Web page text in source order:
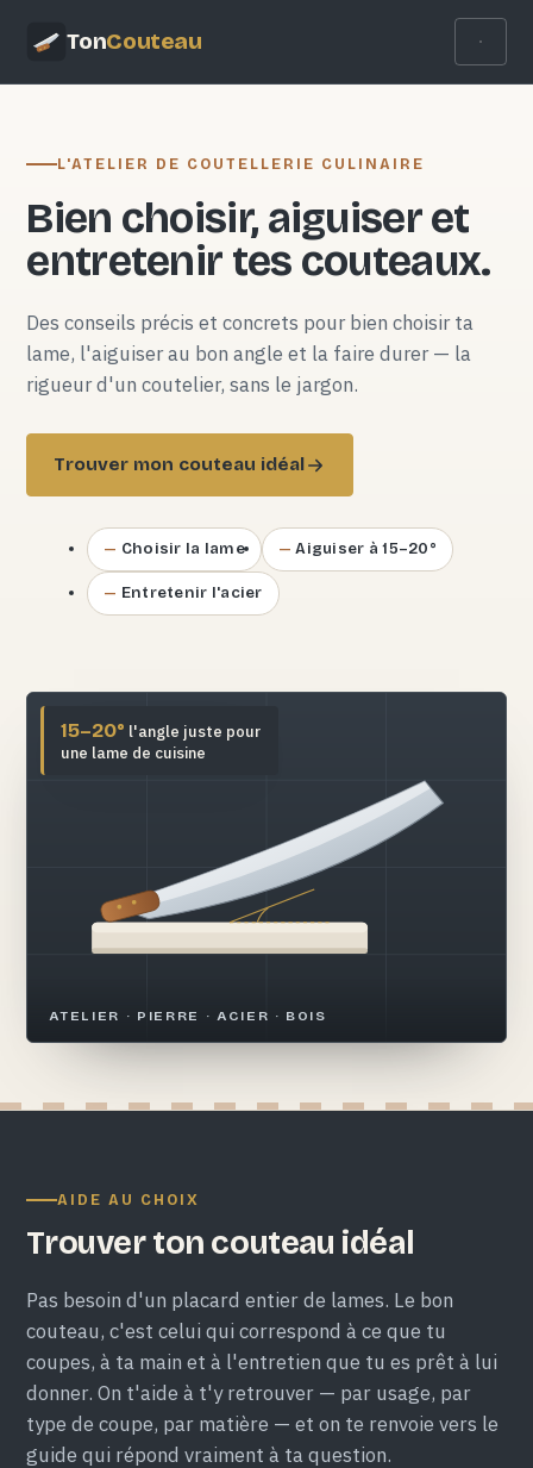
TonCouteau
L'ATELIER DE COUTELLERIE CULINAIRE
Bien choisir, aiguiser et
entretenir tes couteaux.
Des conseils précis et concrets pour bien choisir ta
lame, l'aiguiser au bon angle et la faire durer — la
rigueur d'un coutelier, sans le jargon.
Trouver mon couteau idéal
Choisir la lame Aiguiser à 15–20°
Entretenir l'acier
ATELIER · PIERRE · ACIER · BOIS
15–20° l'angle juste pour
une lame de cuisine
AIDE AU CHOIX
Trouver ton couteau idéal
Pas besoin d'un placard entier de lames. Le bon
couteau, c'est celui qui correspond à ce que tu
coupes, à ta main et à l'entretien que tu es prêt à lui
donner. On t'aide à t'y retrouver — par usage, par
type de coupe, par matière — et on te renvoie vers le
guide qui répond vraiment à ta question.